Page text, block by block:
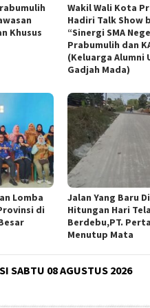
Khusus
Wakil Wali Kota
Hadiri Talk Show
“Sinergi SMA
Prabumulih dan
(Keluarga Alumni
Gadjah Mada)
Lomba
di
Jalan Yang Baru
Hitungan Hari
Berdebu,PT.
Menutup Mata
SABTU 08 AGUSTUS 2026